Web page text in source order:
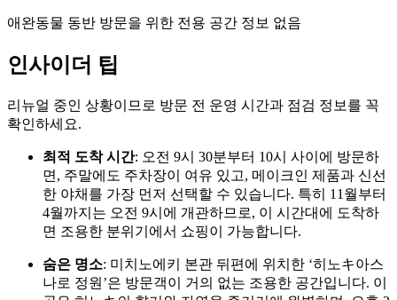
애완동물 동반 방문을 위한 전용 공간 정보 없음
인사이더 팁
리뉴얼 중인 상황이므로 방문 전 운영 시간과 점검 정보를 꼭
확인하세요.
최적 도착 시간: 오전 9시 30분부터 10시 사이에 방문하
면, 주말에도 주차장이 여유 있고, 메이크인 제품과 신선
한 야채를 가장 먼저 선택할 수 있습니다. 특히 11월부터
4월까지는 오전 9시에 개관하므로, 이 시간대에 도착하
면 조용한 분위기에서 쇼핑이 가능합니다.
숨은 명소: 미치노에키 본관 뒤편에 위치한 ‘히노キ아스
나로 정원’은 방문객이 거의 없는 조용한 공간입니다. 이